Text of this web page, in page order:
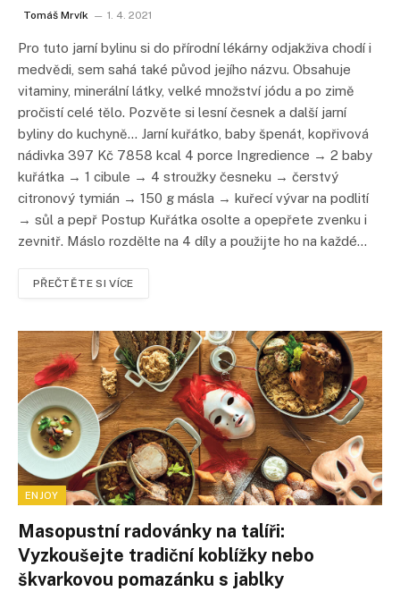
Tomáš Mrvík 1. 4. 2021
Pro tuto jarní bylinu si do přírodní lékárny odjakživa chodí i
medvědi, sem sahá také původ jejího názvu. Obsahuje
vitaminy, minerální látky, velké množství jódu a po zimě
pročistí celé tělo. Pozvěte si lesní česnek a další jarní
byliny do kuchyně… Jarní kuřátko, baby špenát, kopřivová
nádivka 397 Kč 7858 kcal 4 porce Ingredience → 2 baby
kuřátka → 1 cibule → 4 stroužky česneku → čerstvý
citronový tymián → 150 g másla → kuřecí vývar na podlití
→ sůl a pepř Postup Kuřátka osolte a opepřete zvenku i
zevnitř. Máslo rozdělte na 4 díly a použĳte ho na každé…
PŘEČTĚTE SI VÍCE
ENJOY
Masopustní radovánky na talíři:
Vyzkoušejte tradiční koblížky nebo
škvarkovou pomazánku s jablky